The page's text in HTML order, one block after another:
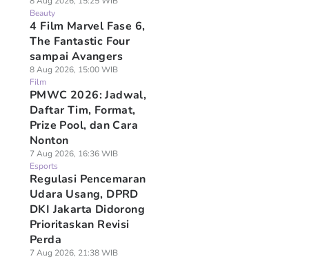
Beauty
4 Film Marvel Fase 6,
The Fantastic Four
sampai Avangers
8 Aug 2026, 15:00 WIB
Film
PMWC 2026: Jadwal,
Daftar Tim, Format,
Prize Pool, dan Cara
Nonton
7 Aug 2026, 16:36 WIB
Esports
Regulasi Pencemaran
Udara Usang, DPRD
DKI Jakarta Didorong
Prioritaskan Revisi
Perda
7 Aug 2026, 21:38 WIB